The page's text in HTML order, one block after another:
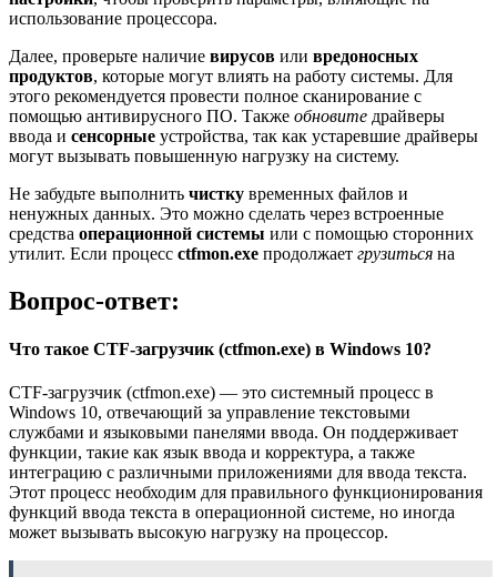
использование процессора.
Далее, проверьте наличие вирусов или вредоносных
продуктов, которые могут влиять на работу системы. Для
этого рекомендуется провести полное сканирование с
помощью антивирусного ПО. Также обновите драйверы
ввода и сенсорные устройства, так как устаревшие драйверы
могут вызывать повышенную нагрузку на систему.
Не забудьте выполнить чистку временных файлов и
ненужных данных. Это можно сделать через встроенные
средства операционной системы или с помощью сторонних
утилит. Если процесс ctfmon.exe продолжает грузиться на
Вопрос-ответ:
Что такое CTF-загрузчик (ctfmon.exe) в Windows 10?
CTF-загрузчик (ctfmon.exe) — это системный процесс в
Windows 10, отвечающий за управление текстовыми
службами и языковыми панелями ввода. Он поддерживает
функции, такие как язык ввода и корректура, а также
интеграцию с различными приложениями для ввода текста.
Этот процесс необходим для правильного функционирования
функций ввода текста в операционной системе, но иногда
может вызывать высокую нагрузку на процессор.